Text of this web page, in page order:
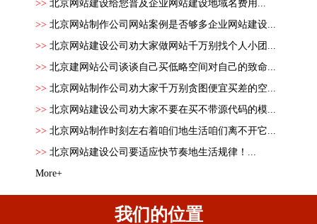
>> 北京网站建设给您普及企业网站建设地域名费用...
>> 北京网站制作公司网站案例是否够多企业网站建设...
>> 北京网站建设公司劝大家做网站千万别找个人小团...
>> 北京建网站公司谈谈自己买低略空间对自己的致命...
>> 北京网站制作公司劝大家千万别贪图便宜买差的空...
>> 北京网站建设公司劝大家不要在买不带源代码的模...
>> 北京网站制作时刻左右着咱们地生活咱们离不开它...
>> 北京网站建设公司要适应快节奏地生活规律！...
More+
我们的位置